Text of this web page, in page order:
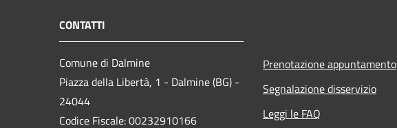
CONTATTI
Comune di Dalmine
Piazza della Libertà, 1 - Dalmine (BG) -
24044
Codice Fiscale: 00232910166
Prenotazione appuntamento
Segnalazione disservizio
Leggi le FAQ